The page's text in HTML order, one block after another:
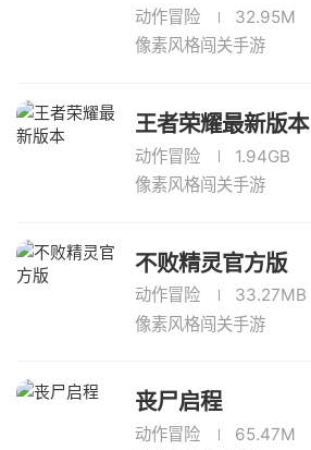
动作冒险
32.95M
像素风格闯关手游
王者荣耀最新版本
动作冒险
1.94GB
像素风格闯关手游
不败精灵官方版
动作冒险
33.27MB
像素风格闯关手游
丧尸启程
动作冒险
65.47M